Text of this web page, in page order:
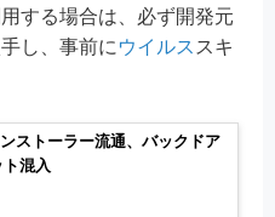
する場合は、必ず開発元
し、事前に ウイルス スキ
ストーラー流通、バックドア
混入